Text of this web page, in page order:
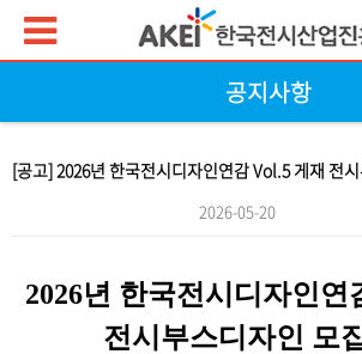
공지사항
[공고] 2026년 한국전시디자인연감 Vol.5 게재 전
2026-05-20
2026년 한국전시디자인연
전시부스디자인 모